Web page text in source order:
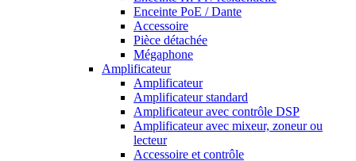
Enceinte PoE / Dante
Accessoire
Pièce détachée
Mégaphone
Amplificateur
Amplificateur
Amplificateur standard
Amplificateur avec contrôle DSP
Amplificateur avec mixeur, zoneur ou
lecteur
Accessoire et contrôle